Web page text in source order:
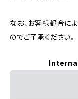
なお、お客様都合に
のでご了承ください。